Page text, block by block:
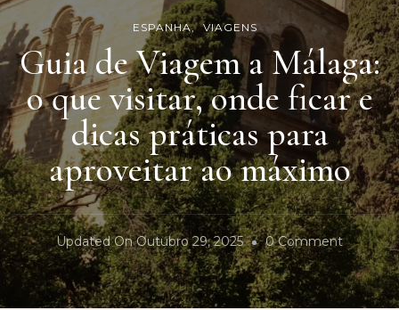
ESPANHA VIAGENS
Guia de Viagem a Málaga:
o que visitar, onde ficar e
dicas práticas para
aproveitar ao máximo
Updated OnOutubro 29, 2025 0 CommentOn
Guia
De